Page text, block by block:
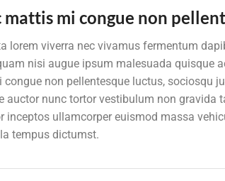
mattis mi congue non
lorem viverra nec vivamus fermentum
nisi augue ipsum malesuada quisque
non pellentesque luctus, sociosqu
auctor nunc tortor vestibulum non
inceptos ullamcorper euismod massa
tempus dictumst.